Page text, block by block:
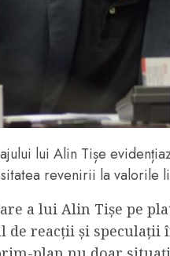
lui Alin Tișe
revenirii la valorile
a lui Alin Tișe pe
de reacții și
din Gaza,
pentru Orientul
S. NOVEMBER 1, 2023